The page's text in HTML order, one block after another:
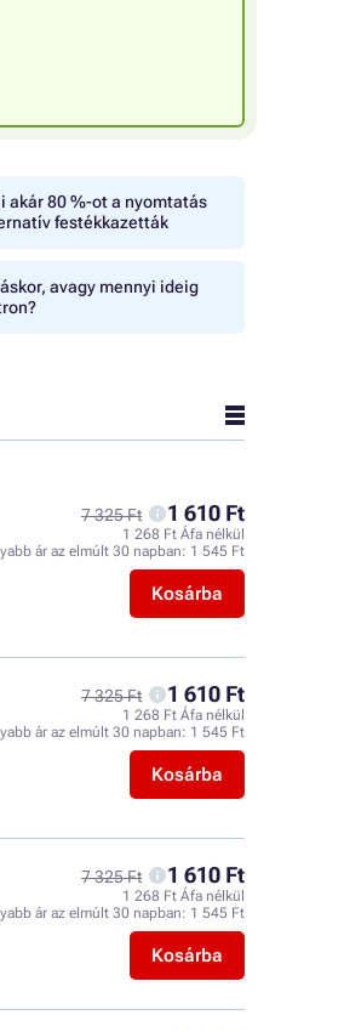
akár 80 %-ot a nyomtatás
festékkazetták
avagy mennyi ideig
7 325 Ft 1 610 Ft
1 268 Ft Áfa nélkül
ár az elmúlt 30 napban: 1 545 Ft
Kosárba
7 325 Ft 1 610 Ft
1 268 Ft Áfa nélkül
ár az elmúlt 30 napban: 1 545 Ft
Kosárba
7 325 Ft 1 610 Ft
1 268 Ft Áfa nélkül
ár az elmúlt 30 napban: 1 545 Ft
Kosárba